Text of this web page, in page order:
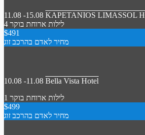
11.08 -15.08 KAPETANIOS LIMASSOL
4 לילות ארוחת בוקר
$491
מחיר לאדם בהרכב זוג
10.08 -11.08 Bella Vista Hotel
1 לילות ארוחת בוקר
$499
מחיר לאדם בהרכב זוג